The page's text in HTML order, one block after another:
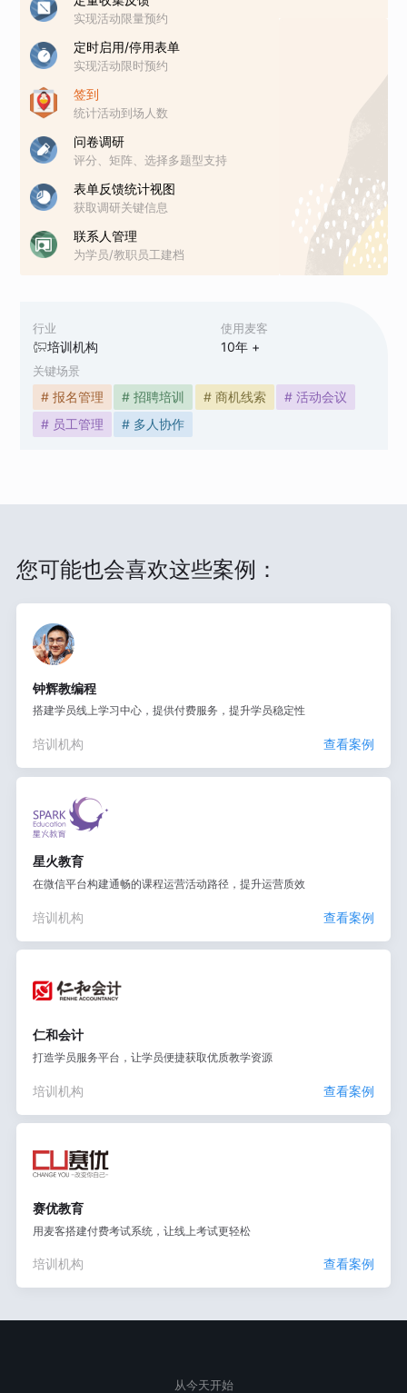
行业
培训机构
使用麦客
10年 +
关键场景
# 报名管理 # 招聘培训 # 商机线索
# 活动会议
# 员工管理
# 多人协作
实现活动限量预约
定时启用/停用表单
实现活动限时预约
签到
统计活动到场人数
问卷调研
评分、矩阵、选择多题型支持
表单反馈统计视图
获取调研关键信息
联系人管理
为学员/教职员工建档
您可能也会喜欢这些案例：
钟辉教编程
搭建学员线上学习中心，提供付费服务，提升学员稳定性
培训机构 查看案例
星火教育
在微信平台构建通畅的课程运营活动路径，提升运营质效
培训机构 查看案例
仁和会计
打造学员服务平台，让学员便捷获取优质教学资源
培训机构 查看案例
赛优教育
用麦客搭建付费考试系统，让线上考试更轻松
培训机构 查看案例
从今天开始